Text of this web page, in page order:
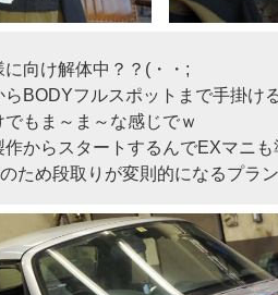
向け解体中？？(・・;
らBODYフルスポットまで手掛け
もま～ま～な感じでｗ
からスタートするんでEXマニも
ため段取りが変則的になるプラ